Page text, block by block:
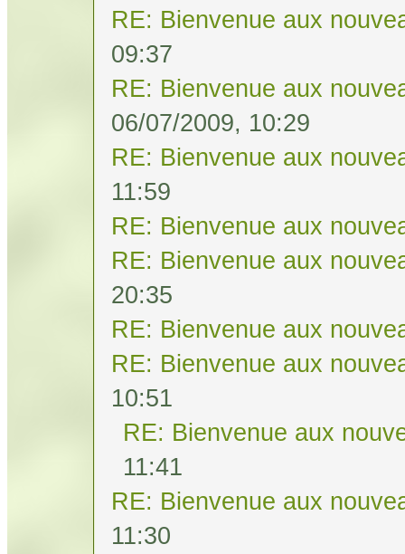
RE: Bienvenue aux
09:37
RE: Bienvenue aux
06/07/2009, 10:29
RE: Bienvenue aux
11:59
RE: Bienvenue aux
RE: Bienvenue aux
20:35
RE: Bienvenue aux
RE: Bienvenue aux
10:51
RE: Bienvenue aux
11:41
RE: Bienvenue aux
11:30